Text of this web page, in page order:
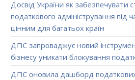
Досвід України як забезпечувати
податкового адміністрування під
цінним для багатьох країн
ДПС запроваджує новий
бізнесу уникати блокування
ДПС оновила дашборд